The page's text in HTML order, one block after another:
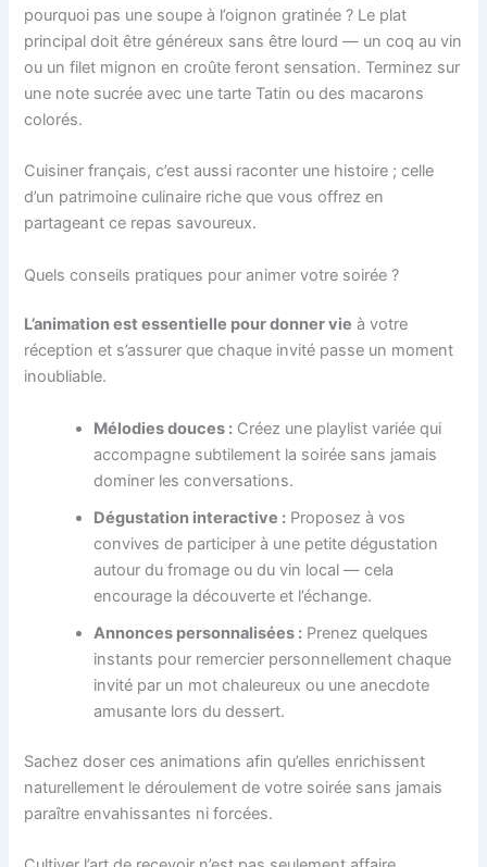
pourquoi pas une soupe à l’oignon gratinée ? Le plat
principal doit être généreux sans être lourd — un coq au vin
ou un filet mignon en croûte feront sensation. Terminez sur
une note sucrée avec une tarte Tatin ou des macarons
colorés.
Cuisiner français, c’est aussi raconter une histoire ; celle
d’un patrimoine culinaire riche que vous offrez en
partageant ce repas savoureux.
Quels conseils pratiques pour animer votre soirée ?
L’animation est essentielle pour donner vie à votre
réception et s’assurer que chaque invité passe un moment
inoubliable.
Mélodies douces : Créez une playlist variée qui
accompagne subtilement la soirée sans jamais
dominer les conversations.
Dégustation interactive : Proposez à vos
convives de participer à une petite dégustation
autour du fromage ou du vin local — cela
encourage la découverte et l’échange.
Annonces personnalisées : Prenez quelques
instants pour remercier personnellement chaque
invité par un mot chaleureux ou une anecdote
amusante lors du dessert.
Sachez doser ces animations afin qu’elles enrichissent
naturellement le déroulement de votre soirée sans jamais
paraître envahissantes ni forcées.